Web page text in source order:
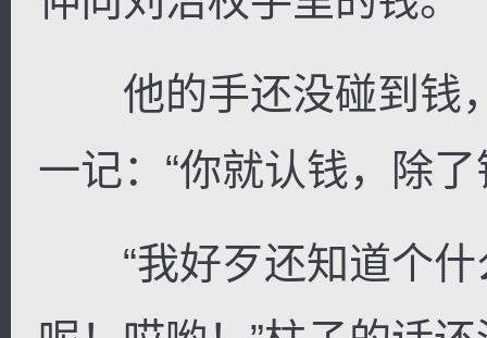
他的手还没碰到钱
一记：“你就认钱，除
“我好歹还知道个什